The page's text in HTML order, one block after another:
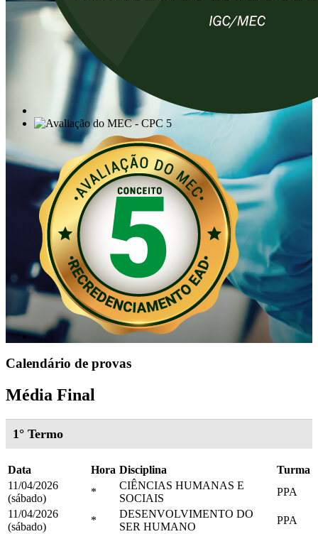
Calendário de provas
Média Final
1° Termo
Data Hora Disciplina
Turma
11/04/2026
(sábado)
*
CIÊNCIAS HUMANAS E
SOCIAIS
PPA
11/04/2026
(sábado)
*
DESENVOLVIMENTO DO
SER HUMANO
PPA